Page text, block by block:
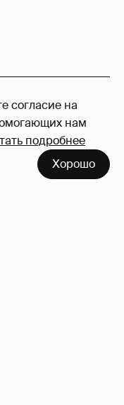
согласие на
нам
подробнее
Хорошо
и